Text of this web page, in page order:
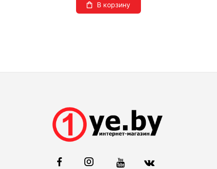
В корзину